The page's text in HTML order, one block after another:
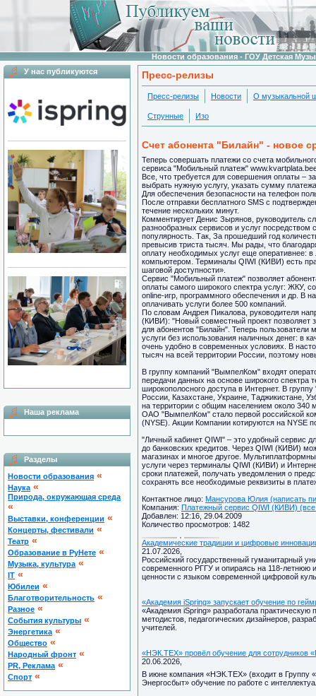
Новости образования - ГОУ Детская
У нас публикуются
Наша реклама
Разделы
Новости образования «
Наука «
Природа, окружающая среда
«
Выставки, конференции «
Концерты, фестивали «
Театр «
Образование в РуНете «
Музыка, культура «
IT «
Юбилеи «
Благотворительность «
Разное «
Cобытия культуры «
Энергетика «
Общество «
Народный фронт «
PR, Реклама «
Спорт «
Пресс-релизы
Пресс-релизы Новости О музыкальной
Струнные Изо
Счет абонента "Билайн" - новое
Теперь совершать платежи со счета
сервиса "Мобильный платеж"
Все, что требуется для совершения оплаты –
выбрать нужную услугу, указать сумму
Для обеспечения безопасности на телефон
После отправки бесплатного SMS с
течение нескольких минут.
Комментирует Денис Зырянов, руководитель
разнообразных сервисов и услуг
популярность. Так, За прошедший год
превысив триста тысяч. Мы рады, что
оплату необходимых услуг еще оперативнее:
компьютером. Терминалы QIWI (КИВИ) есть
шаговой доступности».
Сервис "Мобильный платеж" позволяет
оплаты самого широкого спектра услуг: ЖКУ,
online-игр, программного обеспечения и др.
оплачивать услуги более 500 компаний.
По словам Андрея Пикалова, руководителя
(КИВИ): "Новый совместный проект позволяет
для абонентов "Билайн". Теперь
услуги без использования наличных денег: в
очень удобно в современных условиях. В
тысяч на всей территории России, поэтому
В группу компаний "ВымпелКом" входят
передачи данных на основе широкого спектра
широкополосного доступа в Интернет. В
России, Казахстане, Украине, Таджикистане,
на территории с общим населением около 340
ОАО "ВымпелКом" стало первой российской
(NYSE). Акции Компании котируются на NYSE
"Личный кабинет QIWI" – это удобный сервис
до банковских кредитов. Через QIWI (КИВИ)
магазинах и многое другое.
услуги через терминалы QIWI (КИВИ) и
сроки платежей, получать уведомления о
сохранять все необходимые реквизиты в
Контактное лицо: Мансурова Юлия (написать
Компания: Платежный сервис QIWI (КИВИ) (все
Добавлен: 12:16, 29.04.2009
Количество просмотров: 1482
Академические традиции и цифровые
21.07.2026,
Российский государственный гуманитарный
современного РГГУ и опираясь на 118-летнюю
ценности с языком современной цифровой
«Академия iSpring» запускает обучение по
«Академия iSpring» разработала
методистов, педагогических дизайнеров,
учителей.
«НЭК.ТЕХ» провёл обучение для сотрудников
20.06.2026,
В июне компания «НЭК.ТЕХ» (входит в Группу
Энергосбыт» обучение по работе с